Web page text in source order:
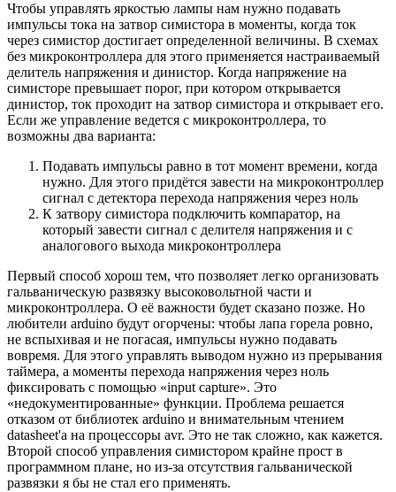
Чтобы управлять яркостью лампы нам нужно подавать
импульсы тока на затвор симистора в моменты, когда ток
через симистор достигает определенной величины. В схемах
без микроконтроллера для этого применяется настраиваемый
делитель напряжения и динистор. Когда напряжение на
симисторе превышает порог, при котором открывается
динистор, ток проходит на затвор симистора и открывает его.
Если же управление ведется с микроконтроллера, то
возможны два варианта:
Подавать импульсы равно в тот момент времени, когда
нужно. Для этого придётся завести на микроконтроллер
сигнал с детектора перехода напряжения через ноль
К затвору симистора подключить компаратор, на
который завести сигнал с делителя напряжения и с
аналогового выхода микроконтроллера
Первый способ хорош тем, что позволяет легко организовать
гальваническую развязку высоковольтной части и
микроконтроллера. О её важности будет сказано позже. Но
любители arduino будут огорчены: чтобы лапа горела ровно,
не вспыхивая и не погасая, импульсы нужно подавать
вовремя. Для этого управлять выводом нужно из прерывания
таймера, а моменты перехода напряжения через ноль
фиксировать с помощью «input capture». Это
«недокументированные» функции. Проблема решается
отказом от библиотек arduino и внимательным чтением
datasheet'а на процессоры avr. Это не так сложно, как кажется.
Второй способ управления симистором крайне прост в
программном плане, но из-за отсутствия гальванической
развязки я бы не стал его применять.